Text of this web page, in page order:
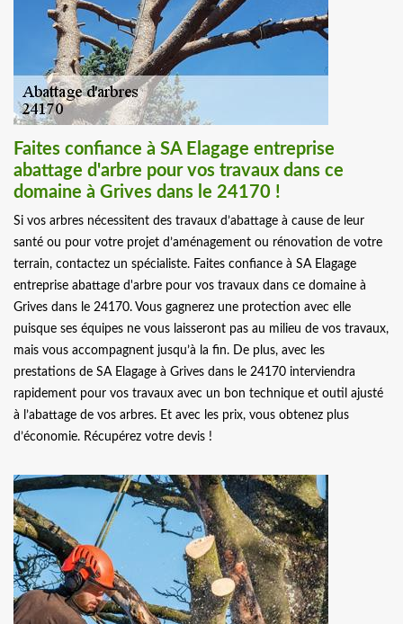
Faites confiance à SA Elagage entreprise
abattage d'arbre pour vos travaux dans ce
domaine à Grives dans le 24170 !
Si vos arbres nécessitent des travaux d’abattage à cause de leur
santé ou pour votre projet d’aménagement ou rénovation de votre
terrain, contactez un spécialiste. Faites confiance à SA Elagage
entreprise abattage d'arbre pour vos travaux dans ce domaine à
Grives dans le 24170. Vous gagnerez une protection avec elle
puisque ses équipes ne vous laisseront pas au milieu de vos travaux,
mais vous accompagnent jusqu’à la fin. De plus, avec les
prestations de SA Elagage à Grives dans le 24170 interviendra
rapidement pour vos travaux avec un bon technique et outil ajusté
à l’abattage de vos arbres. Et avec les prix, vous obtenez plus
d’économie. Récupérez votre devis !